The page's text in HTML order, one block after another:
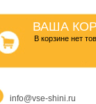
ВАША
B корзине нет
info@vse-shini.ru